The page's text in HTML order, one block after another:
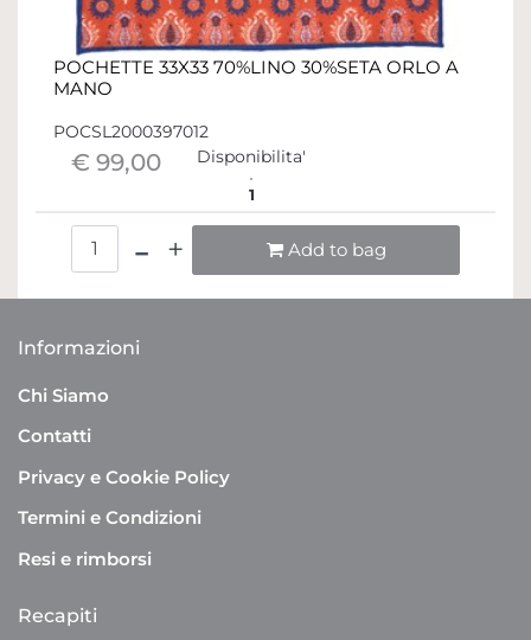
POCHETTE 33X33 70%LINO 30%SETA ORLO A
MANO
POCSL2000397012
€ 99,00 Disponibilita'
1
Add to bag
Informazioni
Chi Siamo
Contatti
Privacy e Cookie Policy
Termini e Condizioni
Resi e rimborsi
Recapiti